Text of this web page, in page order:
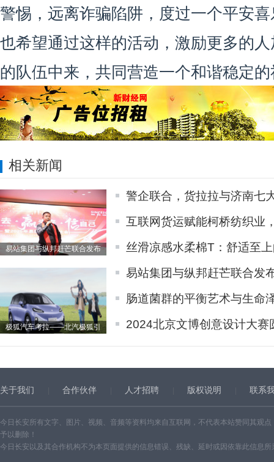
警惕，远离诈骗陷阱，度过一个平安
也希望通过这样的活动，激励更多的
的队伍中来，共同营造一个和谐稳定
相关新闻
易站集团与纵邦赶芒联合发布
极狐汽车考拉——北汽极狐引
警企联合，货拉拉与济南七
互联网货运赋能柯桥纺织业
丝滑凉感水柔棉T：舒适至
易站集团与纵邦赶芒联合发
肠道菌群的平衡艺术与生命
2024北京文博创意设计大赛
关于我们 合作伙伴 人才招聘 版权说明 联系
今日长安所有文字、图片、视频、音频等资料均来自互联网，不代表本站赞同其观
予以删除！
今日长安以及其合作机构不为本页面提供的信息错误、残缺、延时或因依靠此信息